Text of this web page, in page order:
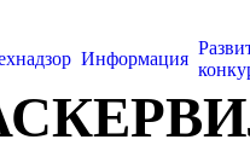
Информация